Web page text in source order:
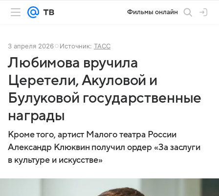
Фильмы онлайн
3 апреля 2026 Источник: ТАСС
Любимова вручила
Церетели, Акуловой и
Булуковой государственные
награды
Кроме того, артист Малого театра России
Александр Клюквин получил ордер «За заслуги
в культуре и искусстве»